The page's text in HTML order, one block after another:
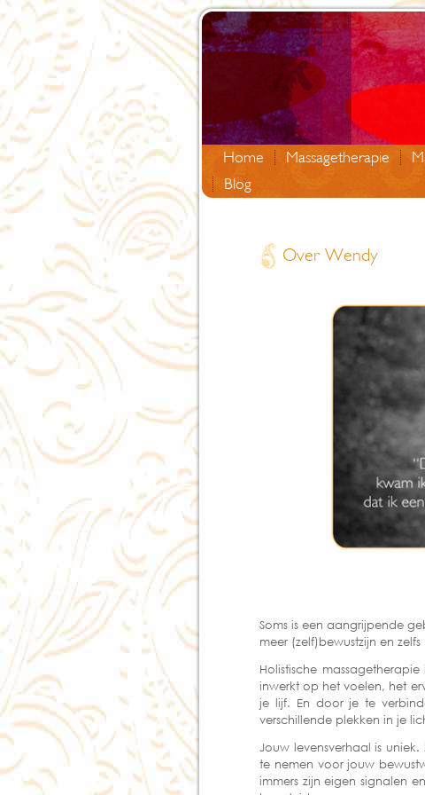
Home Massagetherapie
Blog
Over Wendy
Soms is een aangrijpende
meer (zelf)bewustzijn en
Holistische
inwerkt op het voelen, het
je lijf. En door je te
verschillende plekken in je
Jouw levensverhaal is
te nemen voor jouw
immers zijn eigen signalen